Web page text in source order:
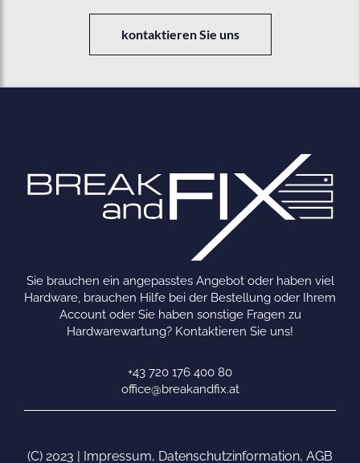
kontaktieren Sie uns
Sie brauchen ein angepasstes Angebot oder haben viel
Hardware, brauchen Hilfe bei der Bestellung oder Ihrem
Account oder Sie haben sonstige Fragen zu
Hardwarewartung? Kontaktieren Sie uns!
+43 720 176 400 80
office@breakandfix.at
(C) 2023 | Impressum, Datenschutzinformation, AGB